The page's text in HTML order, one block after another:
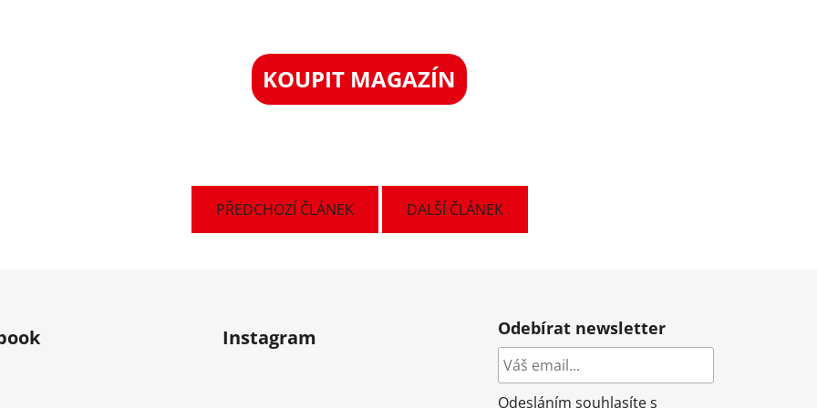
KOUPIT MAGAZÍN
PŘEDCHOZÍ ČLÁNEK DALŠÍ ČLÁNEK
Instagram Odebírat newsletter
Odesláním souhlasíte s